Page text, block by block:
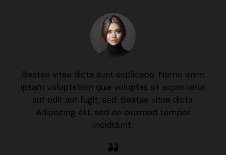
Beatae vitae dicta sunt explicabo. Nemo enim
ipsam voluptatem quia voluptas sit aspernatur
aut odit aut fugit, sed. Beatae vitae dicta.
Adipiscing elit, sed do eiusmod tempor
incididunt.